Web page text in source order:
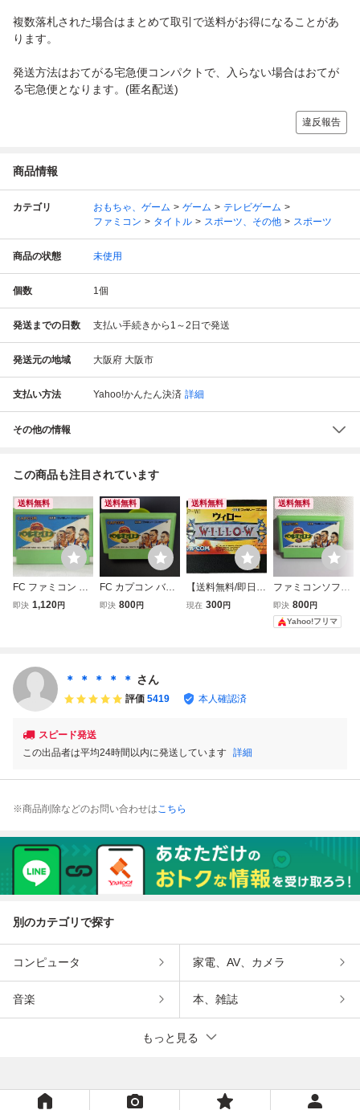
複数落札された場合はまとめて取引で送料がお得になることがあ
ります。
発送方法はおてがる宅急便コンパクトで、入らない場合はおてが
る宅急便となります。(匿名配送)
違反報告
商品情報
カテゴリ おもちゃ、ゲーム ゲーム
テレビゲーム
ファミコン
タイトル スポーツ、その他 スポーツ
商品の状態 未使用
個数 1個
発送までの日数 支払い手続きから1～2日で発送
発送元の地域 大阪府 大阪市
支払い方法 Yahoo!かんたん決済 詳細
その他の情報
この商品も注目されています
送料無料
FC ファミコン カ
プコンバルセロナ
即決 1,120円
送料無料
FC カプコン バル
セロナ'92 ファミ
即決 800円
送料無料
【送料無料/即日発
送】FC ウィロー
現在 300円
送料無料
ファミコンソフト
CAPCOM バルセ
ロナ '92 カプコン
即決 800円
Yahoo!フリマ
＊ ＊ ＊ ＊ ＊ さん
評価 5419 本人確認済
スピード発送
この出品者は平均24時間以内に発送しています 詳細
※商品削除などのお問い合わせはこちら
別のカテゴリで探す
コンピュータ 家電、AV、カメラ
音楽 本、雑誌
もっと見る